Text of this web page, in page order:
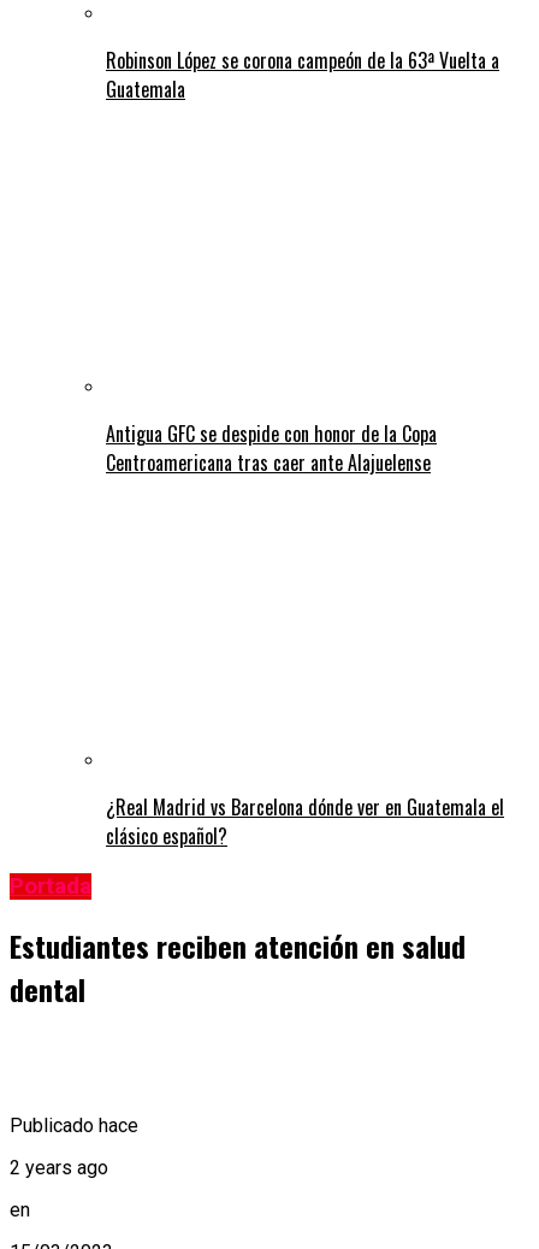
Robinson López se corona campeón de la 63ª Vuelta a
Guatemala
Antigua GFC se despide con honor de la Copa
Centroamericana tras caer ante Alajuelense
¿Real Madrid vs Barcelona dónde ver en Guatemala el
clásico español?
Portada
Estudiantes reciben atención en salud
dental
Publicado hace
2 years ago
en